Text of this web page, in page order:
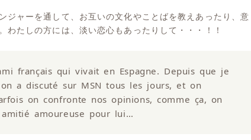
ジャーを通して、お互いの文化やことばを教えあったり、意
たしの方には、淡い恋心もあったりして・・・！！
français qui vivait en Espagne. Depuis que je
a discuté sur MSN tous les jours, et on
on confronte nos opinions, comme ça, on
amoureuse pour lui…